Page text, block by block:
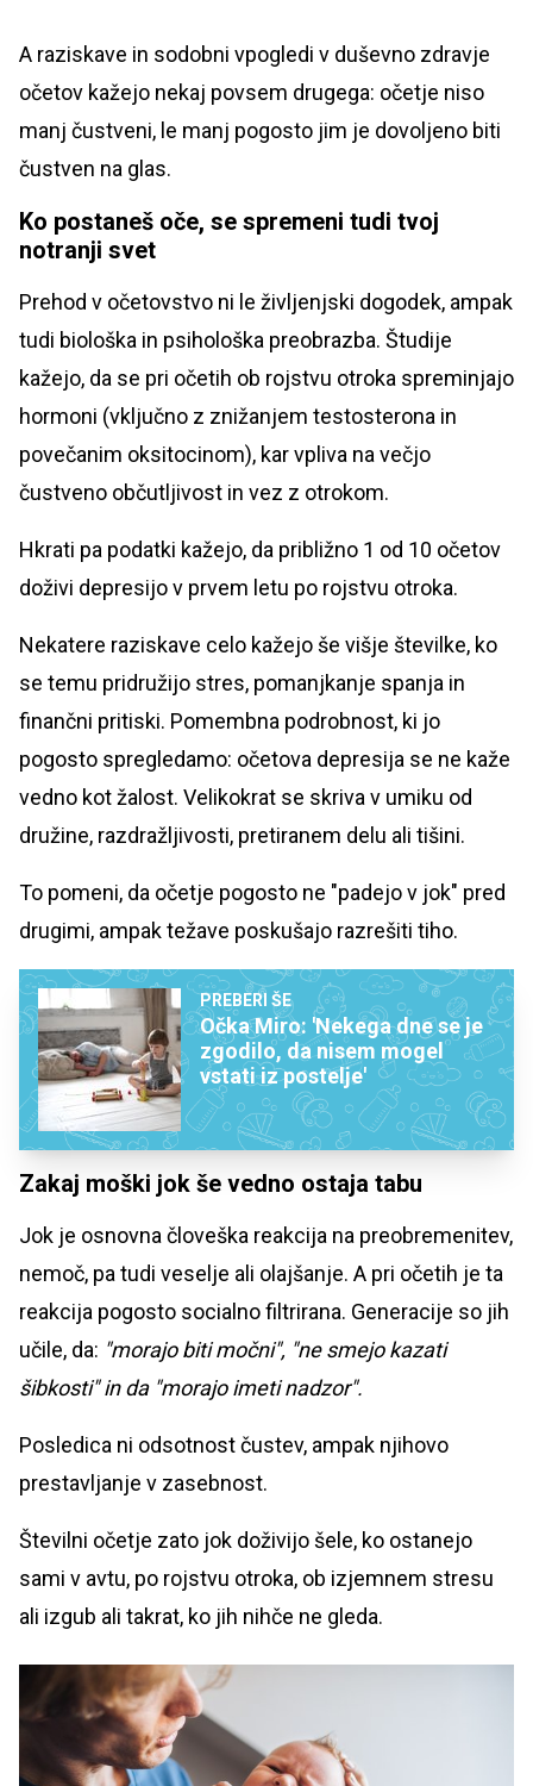
A raziskave in sodobni vpogledi v duševno zdravje
očetov kažejo nekaj povsem drugega: očetje niso
manj čustveni, le manj pogosto jim je dovoljeno biti
čustven na glas.
Ko postaneš oče, se spremeni tudi tvoj
notranji svet
Prehod v očetovstvo ni le življenjski dogodek, ampak
tudi biološka in psihološka preobrazba. Študije
kažejo, da se pri očetih ob rojstvu otroka spreminjajo
hormoni (vključno z znižanjem testosterona in
povečanim oksitocinom), kar vpliva na večjo
čustveno občutljivost in vez z otrokom.
Hkrati pa podatki kažejo, da približno 1 od 10 očetov
doživi depresijo v prvem letu po rojstvu otroka.
Nekatere raziskave celo kažejo še višje številke, ko
se temu pridružijo stres, pomanjkanje spanja in
finančni pritiski. Pomembna podrobnost, ki jo
pogosto spregledamo: očetova depresija se ne kaže
vedno kot žalost. Velikokrat se skriva v umiku od
družine, razdražljivosti, pretiranem delu ali tišini.
To pomeni, da očetje pogosto ne "padejo v jok" pred
drugimi, ampak težave poskušajo razrešiti tiho.
PREBERI ŠE
Očka Miro: 'Nekega dne se je
zgodilo, da nisem mogel
vstati iz postelje'
Zakaj moški jok še vedno ostaja tabu
Jok je osnovna človeška reakcija na preobremenitev,
nemoč, pa tudi veselje ali olajšanje. A pri očetih je ta
reakcija pogosto socialno filtrirana. Generacije so jih
učile, da: "morajo biti močni", "ne smejo kazati
šibkosti" in da "morajo imeti nadzor".
Posledica ni odsotnost čustev, ampak njihovo
prestavljanje v zasebnost.
Številni očetje zato jok doživijo šele, ko ostanejo
sami v avtu, po rojstvu otroka, ob izjemnem stresu
ali izgub ali takrat, ko jih nihče ne gleda.